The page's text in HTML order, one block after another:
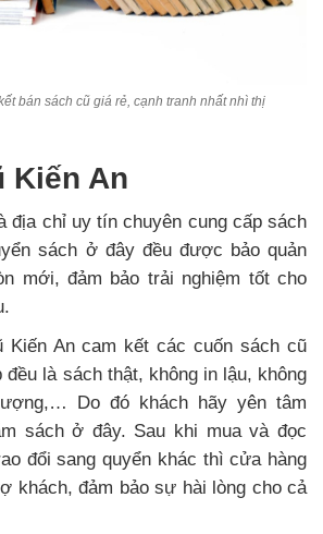
bán sách cũ giá rẻ, cạnh tranh nhất nhì thị
Kiến An
địa chỉ uy tín chuyên cung cấp sách
sách ở đây đều được bảo quản
mới, đảm bảo trải nghiệm tốt cho
Kiến An cam kết các cuốn sách cũ
đều là sách thật, không in lậu, không
Do đó khách hãy yên tâm
sách ở đây. Sau khi mua và đọc
đổi sang quyển khác thì cửa hàng
khách, đảm bảo sự hài lòng cho cả